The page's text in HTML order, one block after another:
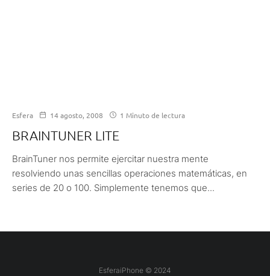
Esfera 14 agosto, 2008 1 Minuto de lectura
BRAINTUNER LITE
BrainTuner nos permite ejercitar nuestra mente
resolviendo unas sencillas operaciones matemáticas, en
series de 20 o 100. Simplemente tenemos que...
EsferaiPhone © 2024